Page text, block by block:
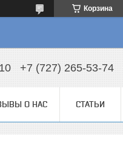
Корзина
+7 (727) 265-53-74
О НАС СТАТЬИ